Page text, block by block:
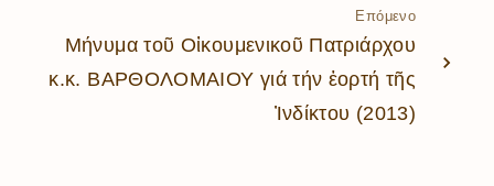
Επόμενο
Μήνυμα τοῦ Οἰκουμενικοῦ Πατριάρχου
κ.κ. ΒΑΡΘΟΛΟΜΑΙΟΥ γιά τήν ἑορτή τῆς
Ἰνδίκτου (2013)